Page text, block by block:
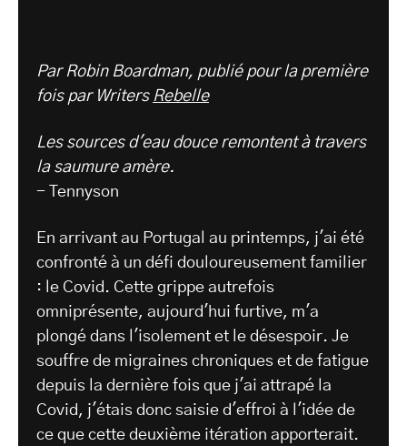
Par Robin Boardman, publié pour la première
fois par Writers Rebelle
Les sources d'eau douce remontent à travers
la saumure amère.
- Tennyson
En arrivant au Portugal au printemps, j'ai été
confronté à un défi douloureusement familier
: le Covid. Cette grippe autrefois
omniprésente, aujourd'hui furtive, m'a
plongé dans l'isolement et le désespoir. Je
souffre de migraines chroniques et de fatigue
depuis la dernière fois que j'ai attrapé la
Covid, j'étais donc saisie d'effroi à l'idée de
ce que cette deuxième itération apporterait.